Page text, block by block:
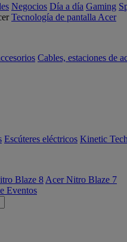
Negocios Día a día Gaming
Tecnología de pantalla Acer
Cables, estaciones de
Escúteres eléctricos Kinetic Tech
Blaze 8 Acer Nitro Blaze 7
Eventos